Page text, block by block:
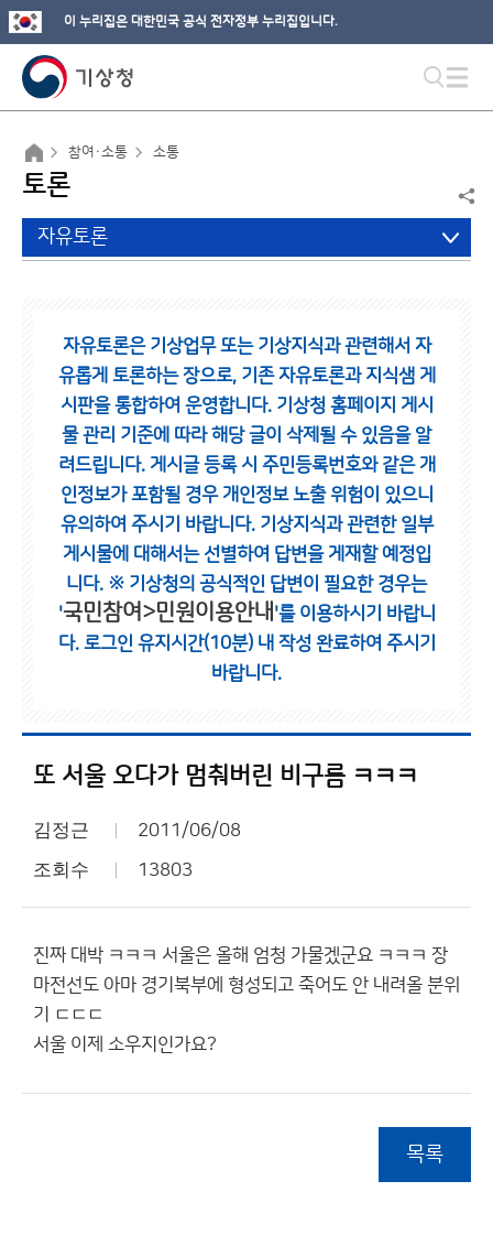
이 누리집은 대한민국 공식 전자정부 누리집입니다.
참여·소통 소통
토론
자유토론
자유토론은 기상업무 또는 기상지식과 관련해서 자
유롭게 토론하는 장으로, 기존 자유토론과 지식샘 게
시판을 통합하여 운영합니다. 기상청 홈페이지 게시
물 관리 기준에 따라 해당 글이 삭제될 수 있음을 알
려드립니다. 게시글 등록 시 주민등록번호와 같은 개
인정보가 포함될 경우 개인정보 노출 위험이 있으니
유의하여 주시기 바랍니다. 기상지식과 관련한 일부
게시물에 대해서는 선별하여 답변을 게재할 예정입
니다. ※ 기상청의 공식적인 답변이 필요한 경우는
'국민참여>민원이용안내 '를 이용하시기 바랍니
다. 로그인 유지시간(10분) 내 작성 완료하여 주시기
바랍니다.
또 서울 오다가 멈춰버린 비구름 ㅋㅋㅋ
김정근 2011/06/08
조회수 13803
진짜 대박 ㅋㅋㅋ 서울은 올해 엄청 가물겠군요 ㅋㅋㅋ 장
마전선도 아마 경기북부에 형성되고 죽어도 안 내려올 분위
기 ㄷㄷㄷ
서울 이제 소우지인가요?
목록